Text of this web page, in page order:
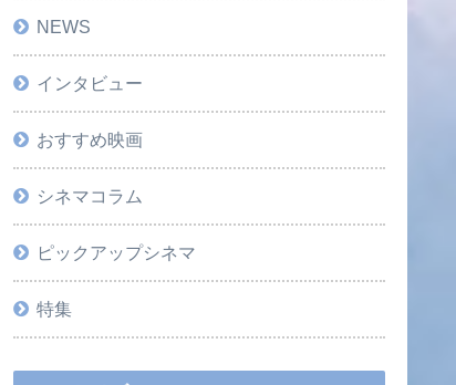
NEWS
インタビュー
おすすめ映画
シネマコラム
ピックアップシネマ
特集